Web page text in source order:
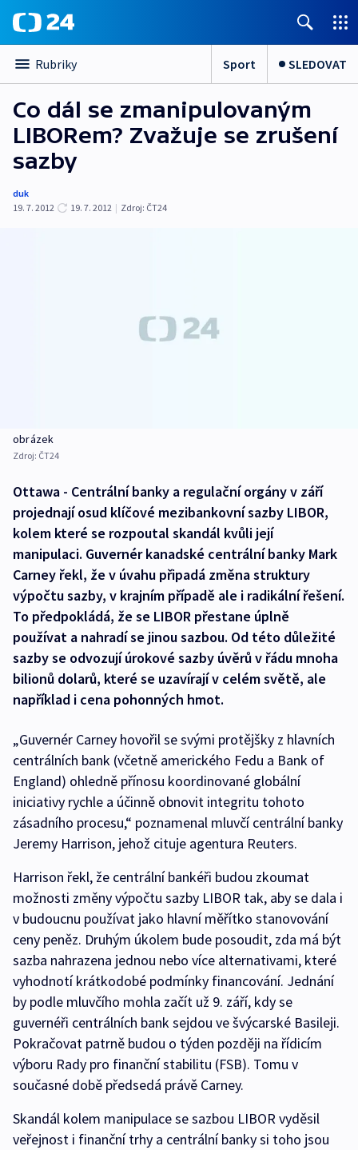
Rubriky Sport SLEDOVAT
Co dál se zmanipulovaným
LIBORem? Zvažuje se zrušení
sazby
duk
19. 7. 2012
19. 7. 2012 | Zdroj: ČT24
obrázek
Zdroj: ČT24
Ottawa - Centrální banky a regulační orgány v září
projednají osud klíčové mezibankovní sazby LIBOR,
kolem které se rozpoutal skandál kvůli její
manipulaci. Guvernér kanadské centrální banky Mark
Carney řekl, že v úvahu připadá změna struktury
výpočtu sazby, v krajním případě ale i radikální řešení.
To předpokládá, že se LIBOR přestane úplně
používat a nahradí se jinou sazbou. Od této důležité
sazby se odvozují úrokové sazby úvěrů v řádu mnoha
bilionů dolarů, které se uzavírají v celém světě, ale
například i cena pohonných hmot.
„Guvernér Carney hovořil se svými protějšky z hlavních
centrálních bank (včetně amerického Fedu a Bank of
England) ohledně přínosu koordinované globální
iniciativy rychle a účinně obnovit integritu tohoto
zásadního procesu,“ poznamenal mluvčí centrální banky
Jeremy Harrison, jehož cituje agentura Reuters.
Harrison řekl, že centrální bankéři budou zkoumat
možnosti změny výpočtu sazby LIBOR tak, aby se dala i
v budoucnu používat jako hlavní měřítko stanovování
ceny peněz. Druhým úkolem bude posoudit, zda má být
sazba nahrazena jednou nebo více alternativami, které
vyhodnotí krátkodobé podmínky financování. Jednání
by podle mluvčího mohla začít už 9. září, kdy se
guvernéři centrálních bank sejdou ve švýcarské Basileji.
Pokračovat patrně budou o týden později na řídicím
výboru Rady pro finanční stabilitu (FSB). Tomu v
současné době předsedá právě Carney.
Skandál kolem manipulace se sazbou LIBOR vyděsil
veřejnost i finanční trhy a centrální banky si toho jsou